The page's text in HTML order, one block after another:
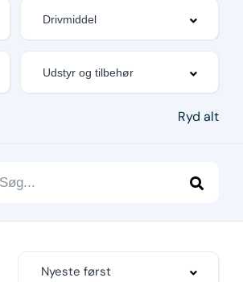
Ryd alt
Nyeste først